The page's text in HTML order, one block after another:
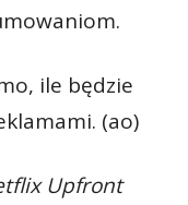
ile będzie
(ao)
Upfront